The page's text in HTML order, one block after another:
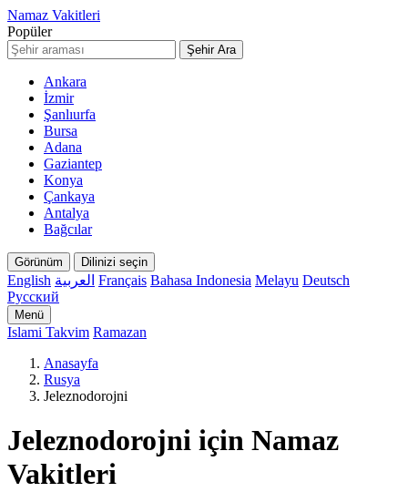
Namaz Vakitleri
Popüler
Şehir Ara
Ankara
İzmir
Şanlıurfa
Bursa
Adana
Gaziantep
Konya
Çankaya
Antalya
Bağcılar
Görünüm Dilinizi seçin
English العربية Français Bahasa Indonesia Melayu Deutsch
Русский
Menü
Islami Takvim Ramazan
Anasayfa
Rusya
Jeleznodorojni
Jeleznodorojni için Namaz
Vakitleri